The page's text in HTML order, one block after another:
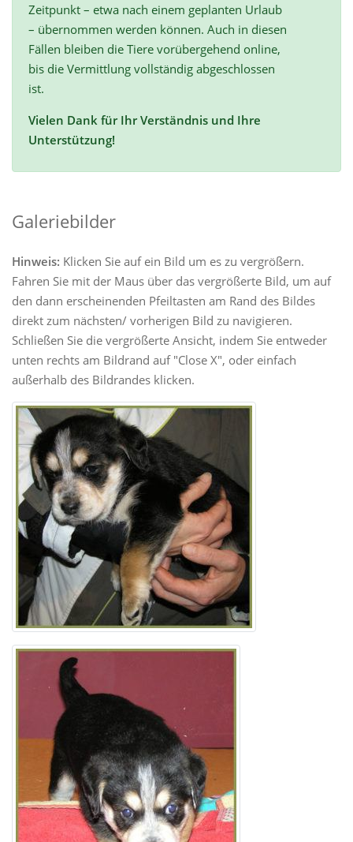
Zeitpunkt – etwa nach einem geplanten Urlaub
– übernommen werden können. Auch in diesen
Fällen bleiben die Tiere vorübergehend online,
bis die Vermittlung vollständig abgeschlossen
ist.
Vielen Dank für Ihr Verständnis und Ihre
Unterstützung!
Galeriebilder
Hinweis: Klicken Sie auf ein Bild um es zu vergrößern.
Fahren Sie mit der Maus über das vergrößerte Bild, um auf
den dann erscheinenden Pfeiltasten am Rand des Bildes
direkt zum nächsten/ vorherigen Bild zu navigieren.
Schließen Sie die vergrößerte Ansicht, indem Sie entweder
unten rechts am Bildrand auf "Close X", oder einfach
außerhalb des Bildrandes klicken.